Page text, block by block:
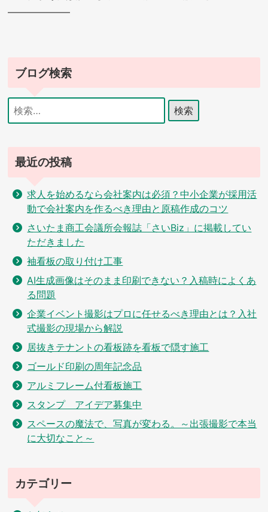
——————–
ブログ検索
検
索:
最近の投稿
求人を始めるなら会社案内は必須？中小企業が採用活
動で会社案内を作るべき理由と原稿作成のコツ
さいたま商工会議所会報誌「さいBiz」に掲載してい
ただきました
袖看板の取り付け工事
AI生成画像はそのまま印刷できない？入稿時によくあ
る問題
企業イベント撮影はプロに任せるべき理由とは？入社
式撮影の現場から解説
居抜きテナントの看板跡を看板で隠す施工
ゴールド印刷の周年記念品
アルミフレーム付看板施工
スタンプ アイデア募集中
スペースの魔法で、写真が変わる。～出張撮影で本当
に大切なこと～
カテゴリー